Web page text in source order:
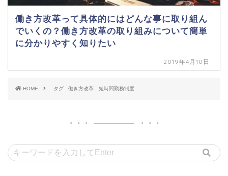
働き方改革って具体的にはどんな事に取り組ん
でいくの？働き方改革の取り組みについて簡単
に分かりやすく知りたい
2019年4月10日
HOME タグ : 働き方改革 短時間勤務制度